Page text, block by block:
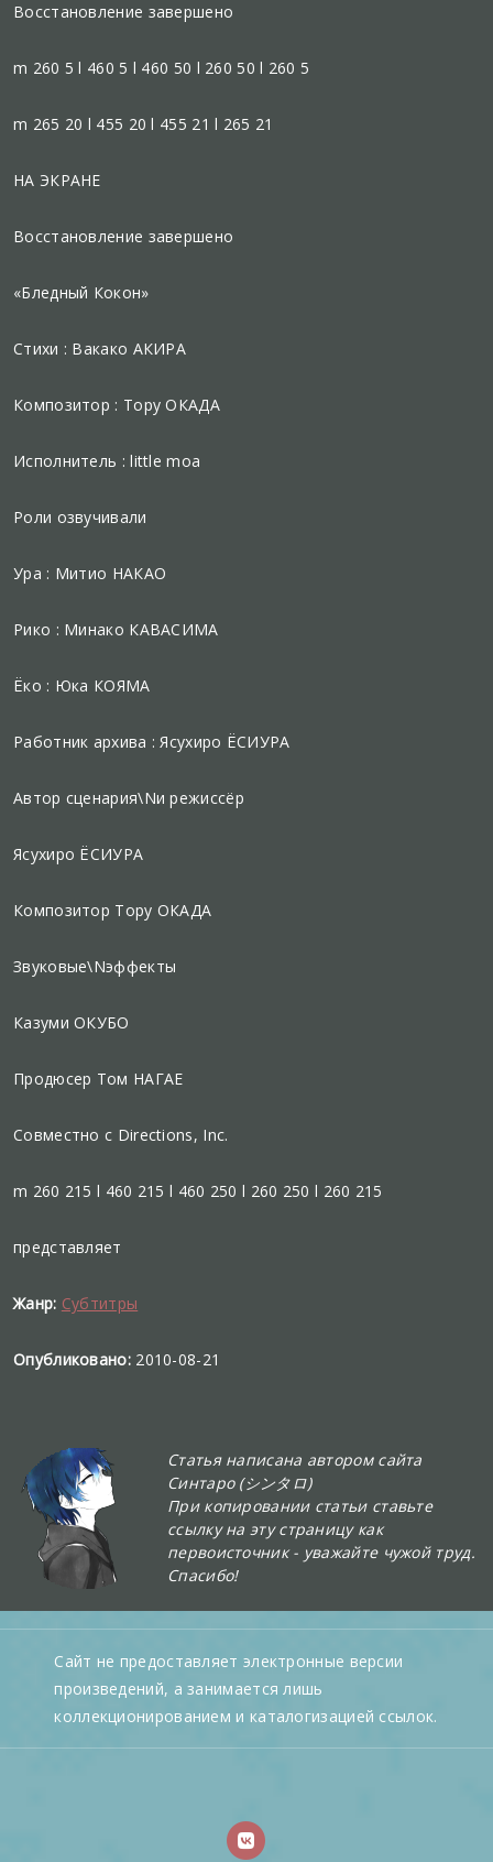
Восстановление завершено
m 260 5 l 460 5 l 460 50 l 260 50 l 260 5
m 265 20 l 455 20 l 455 21 l 265 21
НА ЭКРАНЕ
Восстановление завершено
«Бледный Кокон»
Стихи : Вакако АКИРА
Композитор : Тору ОКАДА
Исполнитель : little moa
Роли озвучивали
Ура : Митио НАКАО
Рико : Минако КАВАСИМА
Ёко : Юка КОЯМА
Работник архива : Ясухиро ЁСИУРА
Автор сценария\Nи режиссёр
Ясухиро ЁСИУРА
Композитор Тору ОКАДА
Звуковые\Nэффекты
Казуми ОКУБО
Продюсер Том НАГАЕ
Совместно с Directions, Inc.
m 260 215 l 460 215 l 460 250 l 260 250 l 260 215
представляет
Жанр: Субтитры
Опубликовано:2010-08-21
Статья написана автором сайта
Синтаро (シンタロ)
При копировании статьи ставьте
ссылку на эту страницу как
первоисточник - уважайте чужой труд.
Спасибо!
Сайт не предоставляет электронные версии
произведений, а занимается лишь
коллекционированием и каталогизацией ссылок.